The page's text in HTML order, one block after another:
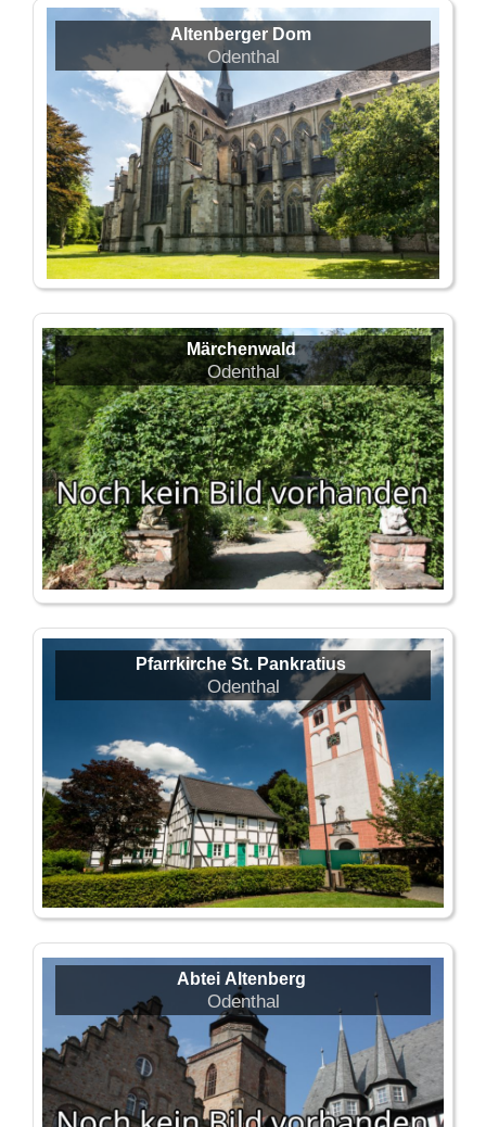
Altenberger Dom
Odenthal
Märchenwald
Odenthal
Pfarrkirche St. Pankratius
Odenthal
Abtei Altenberg
Odenthal